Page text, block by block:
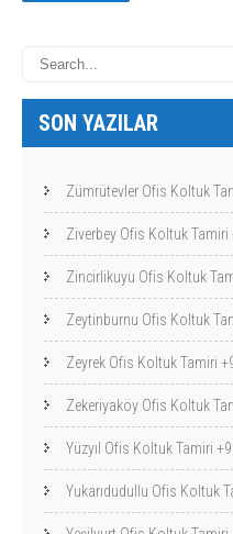
SON YAZILAR
Zümrütevler Ofis Koltuk
Ziverbey Ofis Koltuk
Zincirlikuyu Ofis Koltuk
Zeytinburnu Ofis Koltuk
Zeyrek Ofis Koltuk Tamiri
Zekeriyaköy Ofis Koltuk
Yüzyıl Ofis Koltuk Tamiri
Yukarıdudullu Ofis Koltuk